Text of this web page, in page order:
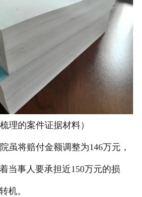
理的案件证据材料）
虽将赔付金额调整为146万元，
当事人要承担近150万元的损
机。